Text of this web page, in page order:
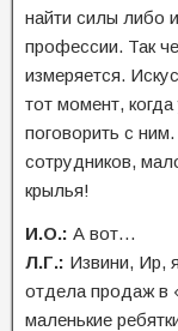
найти силы либо
профессии. Так
измеряется.
тот момент, когда
поговорить с
сотрудников,
крылья!
И.О.: А вот…
Л.Г.: Извини, Ир,
отдела продаж в
маленькие